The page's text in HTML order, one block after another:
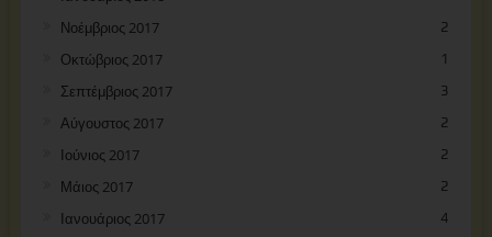
Νοέμβριος 2017 2
Οκτώβριος 2017 1
Σεπτέμβριος 2017 3
Αύγουστος 2017 2
Ιούνιος 2017 2
Μάιος 2017 2
Ιανουάριος 2017 4